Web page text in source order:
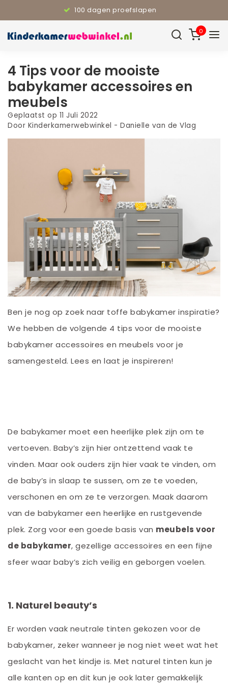
100 dagen proefslapen
0
4 Tips voor de mooiste
babykamer accessoires en
meubels
Geplaatst op 11 Juli 2022
Door Kinderkamerwebwinkel - Danielle van de Vlag
Ben je nog op zoek naar toffe babykamer inspiratie?
We hebben de volgende 4 tips voor de mooiste
babykamer accessoires en meubels voor je
samengesteld. Lees en laat je inspireren!
De babykamer moet een heerlijke plek zijn om te
vertoeven. Baby’s zijn hier ontzettend vaak te
vinden. Maar ook ouders zijn hier vaak te vinden, om
de baby’s in slaap te sussen, om ze te voeden,
verschonen en om ze te verzorgen. Maak daarom
van de babykamer een heerlijke en rustgevende
plek. Zorg voor een goede basis van meubels voor
de babykamer, gezellige accessoires en een fijne
sfeer waar baby’s zich veilig en geborgen voelen.
1. Naturel beauty’s
Er worden vaak neutrale tinten gekozen voor de
babykamer, zeker wanneer je nog niet weet wat het
geslacht van het kindje is. Met naturel tinten kun je
alle kanten op en dit kun je ook later gemakkelijk